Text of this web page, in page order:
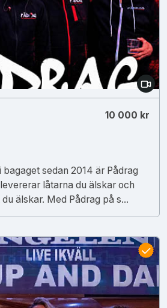
10 000 kr
sedan 2014 är Pådrag
låtarna du älskar och
älskar. Med Pådrag på s...